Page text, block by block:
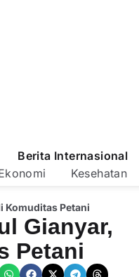
Berita Internasional
Kesehatan
Komuditas Petani
Gianyar,
Petani